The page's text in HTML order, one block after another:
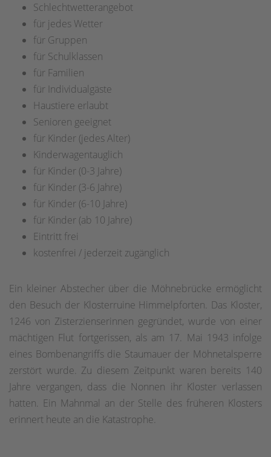
Schlechtwetterangebot
für jedes Wetter
für Gruppen
für Schulklassen
für Familien
für Individualgäste
Haustiere erlaubt
Senioren geeignet
für Kinder (jedes Alter)
Kinderwagentauglich
für Kinder (0-3 Jahre)
für Kinder (3-6 Jahre)
für Kinder (6-10 Jahre)
für Kinder (ab 10 Jahre)
Eintritt frei
kostenfrei / jederzeit zugänglich
Ein kleiner Abstecher über die Möhnebrücke ermöglicht
den Besuch der Klosterruine Himmelpforten. Das Kloster,
1246 von Zisterzienserinnen gegründet, wurde von einer
mächtigen Flut fortgerissen, als am 17. Mai 1943 infolge
eines Bombenangriffs die Staumauer der Möhnetalsperre
zerstört wurde. Zu diesem Zeitpunkt waren bereits 140
Jahre vergangen, dass die Nonnen ihr Kloster verlassen
hatten. Ein Mahnmal an der Stelle des früheren Klosters
erinnert heute an die Katastrophe.